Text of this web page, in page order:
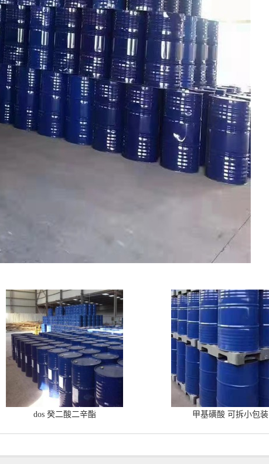
dos 癸二酸二辛酯 甲基磺酸 可拆小包装